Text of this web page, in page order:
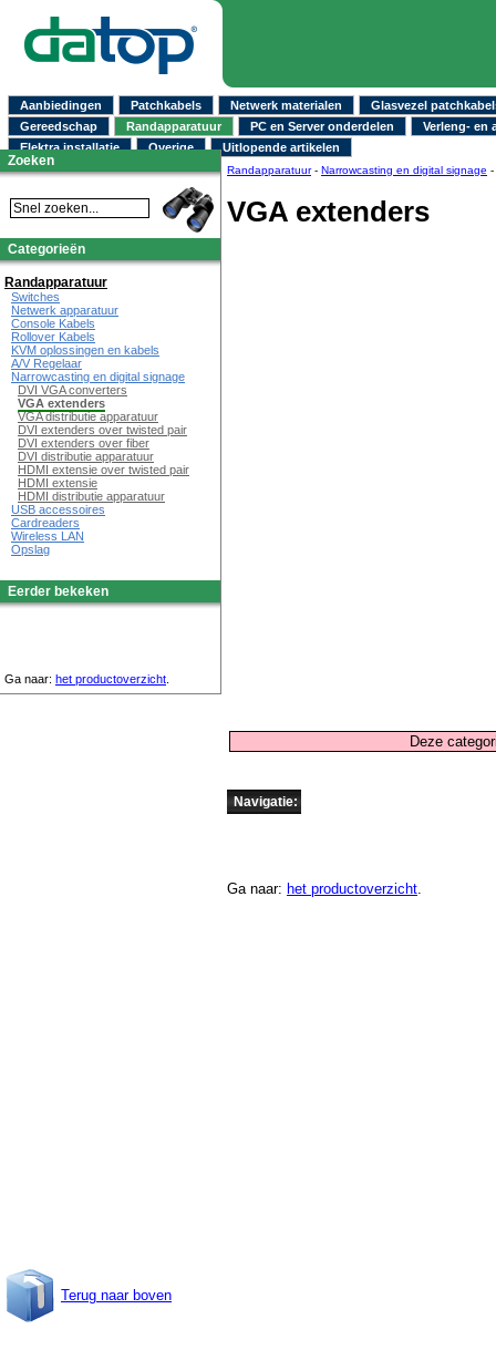
Aanbiedingen Patchkabels Netwerk materialen
Glasvezel
Gereedschap
Randapparatuur PC en Server onderdelen
Verleng- en
Elektra installatie
Overige Uitlopende artikelen
Randapparatuur- Narrowcasting en digital signage -
VGA extenders
Deze
Navigatie:
Ga naar: het productoverzicht.
Terug naar boven
Zoeken
Categorieën
Randapparatuur
Switches
Netwerk apparatuur
Console Kabels
Rollover Kabels
KVM oplossingen en kabels
A/V Regelaar
Narrowcasting en digital signage
DVI VGA converters
VGA extenders
VGA distributie apparatuur
DVI extenders over twisted pair
DVI extenders over fiber
DVI distributie apparatuur
HDMI extensie over twisted pair
HDMI extensie
HDMI distributie apparatuur
USB accessoires
Cardreaders
Wireless LAN
Opslag
Eerder bekeken
Ga naar: het productoverzicht